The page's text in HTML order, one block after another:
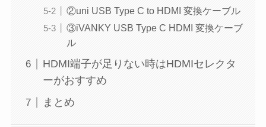
②uni USB Type C to HDMI 変換ケーブル
③iVANKY USB Type C HDMI 変換ケーブ
ル
HDMI端子が足りない時はHDMIセレクタ
ーがおすすめ
まとめ